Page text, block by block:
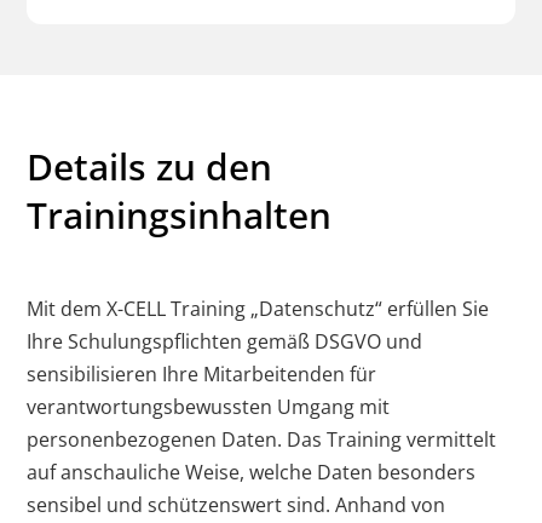
Details zu den
Trainingsinhalten
Mit dem X-CELL Training „Datenschutz“ erfüllen Sie
Ihre Schulungspflichten gemäß DSGVO und
sensibilisieren Ihre Mitarbeitenden für
verantwortungsbewussten Umgang mit
personenbezogenen Daten. Das Training vermittelt
auf anschauliche Weise, welche Daten besonders
sensibel und schützenswert sind. Anhand von